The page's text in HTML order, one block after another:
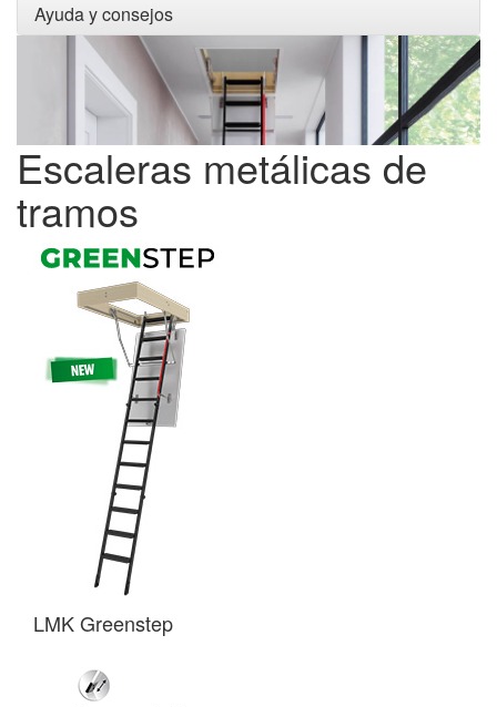
Ayuda y consejos
Escaleras metálicas de
tramos
LMK Greenstep